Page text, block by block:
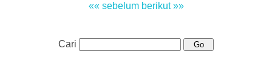
«« sebelum berikut »»
Cari